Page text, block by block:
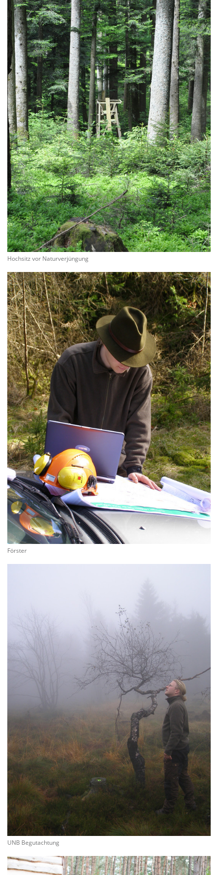
Hochsitz vor Naturverjüngung
Förster
UNB Begutachtung